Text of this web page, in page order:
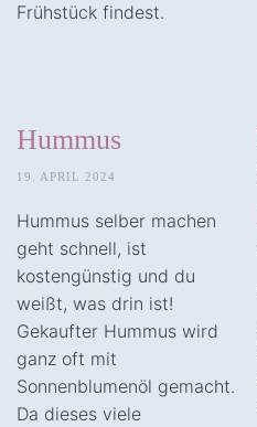
Frühstück findest.
Hummus
19. APRIL 2024
Hummus selber machen
geht schnell, ist
kostengünstig und du
weißt, was drin ist!
Gekaufter Hummus wird
ganz oft mit
Sonnenblumenöl gemacht.
Da dieses viele